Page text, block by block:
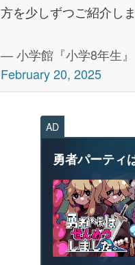
方を少しずつご紹介しま
— 小学館『小学8年生
February 20, 2025
AD
勇者パーティ